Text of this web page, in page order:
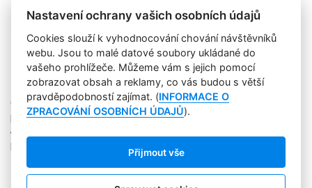
Zapomněli jste heslo?
Copyright © 2004-2020 Focus Agency, s.r.o. Plné znění licenčních
podmínek. ISSN 1803-957X
Jakékoliv publikování, přebírání nebo šíření obsahu je bez
písemného souhlasu Focus Agency, s.r.o. zakázáno.
RSS 1
Štítky
Nastavení ochrany vašich osobních údajů
Cookies slouží k vyhodnocování chování návštěvníků
webu. Jsou to malé datové soubory ukládané do
vašeho prohlížeče. Můžeme vám s jejich pomocí
zobrazovat obsah a reklamy, co vás budou s větší
pravděpodobností zajímat. (INFORMACE O
ZPRACOVÁNÍ OSOBNÍCH ÚDAJŮ).
Přijmout vše